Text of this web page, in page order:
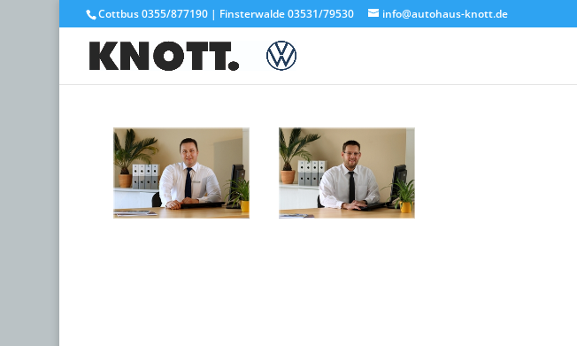
Cottbus 0355/877190 | Finsterwalde 03531/79530 info@autohaus-knott.de